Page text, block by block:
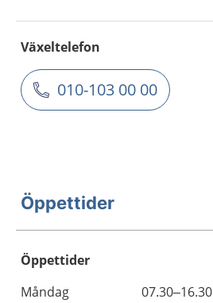
Växeltelefon
010-103 00 00
Öppettider
Öppettider
Dag
Öppettider
Kommentarer
Måndag
07.30–16.30